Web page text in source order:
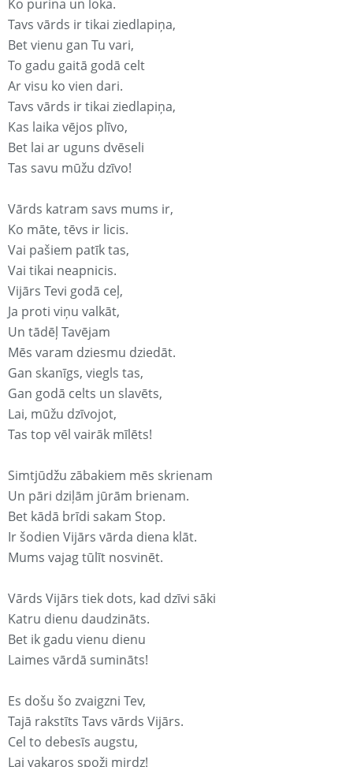
Ko purina un loka.
Tavs vārds ir tikai ziedlapiņa,
Bet vienu gan Tu vari,
To gadu gaitā godā celt
Ar visu ko vien dari.
Tavs vārds ir tikai ziedlapiņa,
Kas laika vējos plīvo,
Bet lai ar uguns dvēseli
Tas savu mūžu dzīvo!
Vārds katram savs mums ir,
Ko māte, tēvs ir licis.
Vai pašiem patīk tas,
Vai tikai neapnicis.
Vijārs Tevi godā ceļ,
Ja proti viņu valkāt,
Un tādēļ Tavējam
Mēs varam dziesmu dziedāt.
Gan skanīgs, viegls tas,
Gan godā celts un slavēts,
Lai, mūžu dzīvojot,
Tas top vēl vairāk mīlēts!
Simtjūdžu zābakiem mēs skrienam
Un pāri dziļām jūrām brienam.
Bet kādā brīdi sakam Stop.
Ir šodien Vijārs vārda diena klāt.
Mums vajag tūlīt nosvinēt.
Vārds Vijārs tiek dots, kad dzīvi sāki
Katru dienu daudzināts.
Bet ik gadu vienu dienu
Laimes vārdā sumināts!
Es došu šo zvaigzni Tev,
Tajā rakstīts Tavs vārds Vijārs.
Cel to debesīs augstu,
Lai vakaros spoži mirdz!